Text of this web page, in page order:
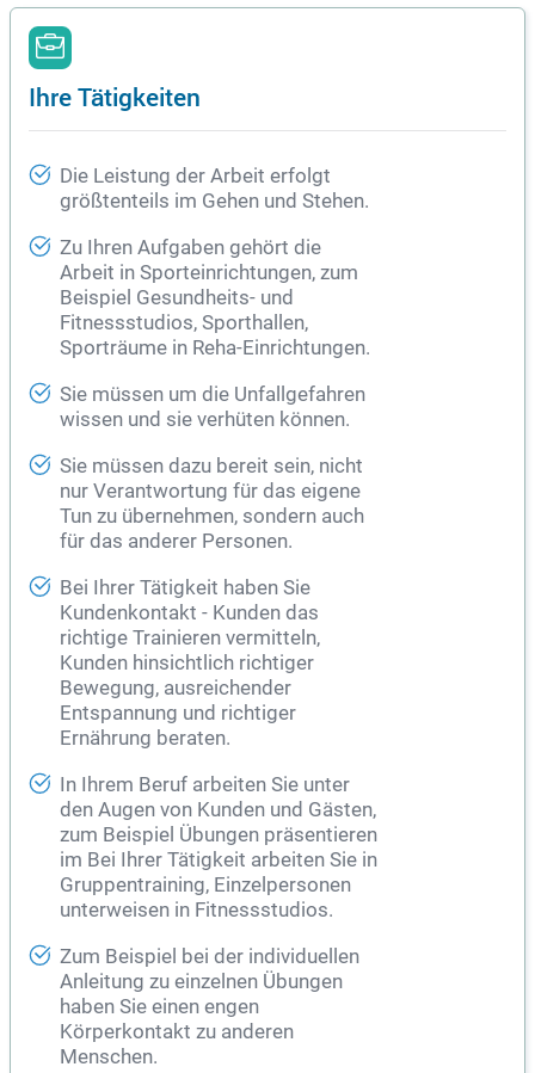
Ihre Tätigkeiten
Die Leistung der Arbeit erfolgt
größtenteils im Gehen und Stehen.
Zu Ihren Aufgaben gehört die
Arbeit in Sporteinrichtungen, zum
Beispiel Gesundheits- und
Fitnessstudios, Sporthallen,
Sporträume in Reha-Einrichtungen.
Sie müssen um die Unfallgefahren
wissen und sie verhüten können.
Sie müssen dazu bereit sein, nicht
nur Verantwortung für das eigene
Tun zu übernehmen, sondern auch
für das anderer Personen.
Bei Ihrer Tätigkeit haben Sie
Kundenkontakt - Kunden das
richtige Trainieren vermitteln,
Kunden hinsichtlich richtiger
Bewegung, ausreichender
Entspannung und richtiger
Ernährung beraten.
In Ihrem Beruf arbeiten Sie unter
den Augen von Kunden und Gästen,
zum Beispiel Übungen präsentieren
im Bei Ihrer Tätigkeit arbeiten Sie in
Gruppentraining, Einzelpersonen
unterweisen in Fitnessstudios.
Zum Beispiel bei der individuellen
Anleitung zu einzelnen Übungen
haben Sie einen engen
Körperkontakt zu anderen
Menschen.